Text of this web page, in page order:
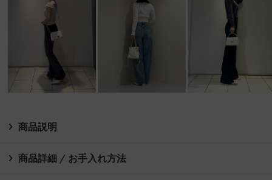
商品説明
商品詳細 / お手入れ方法